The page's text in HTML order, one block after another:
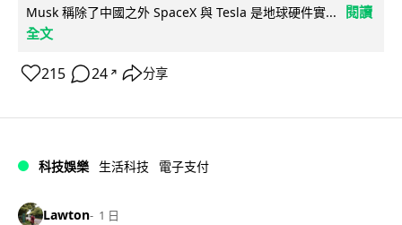
Musk 稱除了中國之外 SpaceX 與 Tesla 是地球硬件實...
閱讀
全文
215 24 ↗ 分享
科技娛樂 生活科技 電子支付
Lawton 1 日